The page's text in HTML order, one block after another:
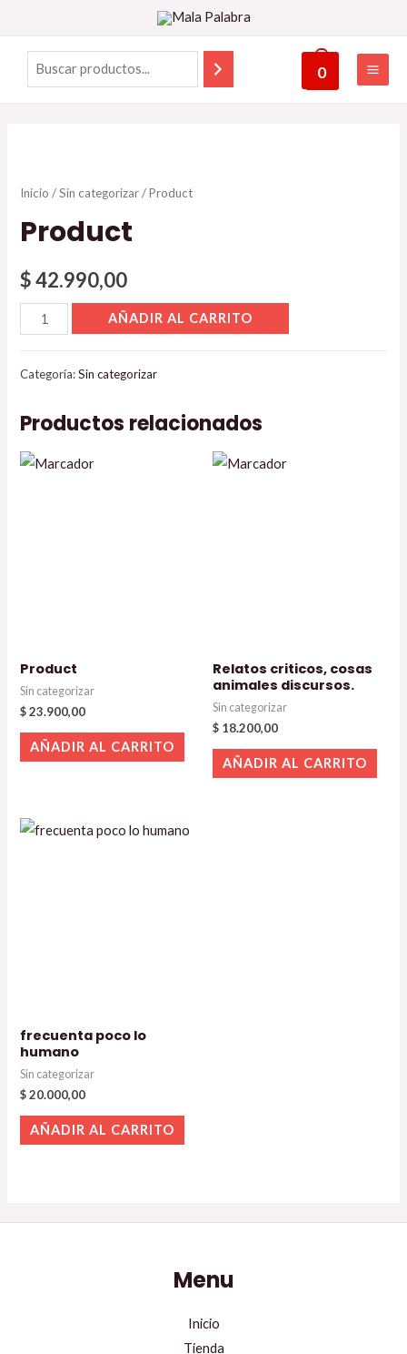
0
Inicio /Sin categorizar/ Product
Product
$42.990,00
AÑADIR AL CARRITO
Categoría:Sin categorizar
Productos relacionados
Product
Sin categorizar
$23.900,00
AÑADIR AL CARRITO
Relatos criticos, cosas
animales discursos.
Sin categorizar
$ 18.200,00
AÑADIR AL CARRITO
frecuenta poco lo
humano
Sin categorizar
$20.000,00
AÑADIR AL CARRITO
Menu
Inicio
Tienda